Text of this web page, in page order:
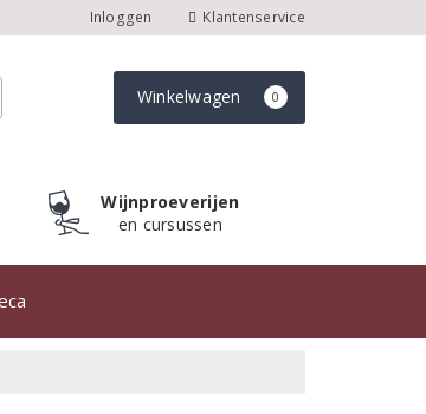
Inloggen Klantenservice
Winkelwagen 0
Wijnproeverijen
en cursussen